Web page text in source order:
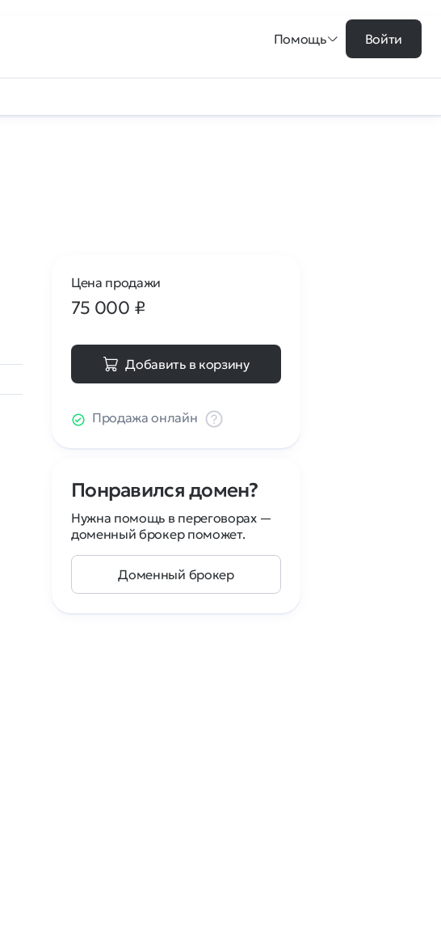
Помощь Войти
Цена продажи
75 000 ₽
Добавить в корзину
Продажа онлайн
Понравился домен?
Нужна помощь в переговорах —
доменный брокер поможет.
Доменный брокер